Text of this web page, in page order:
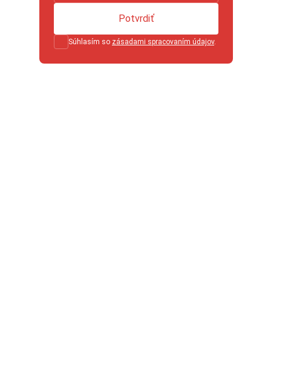
Súhlasím so zásadami spracovaním údajov.
Potvrdiť